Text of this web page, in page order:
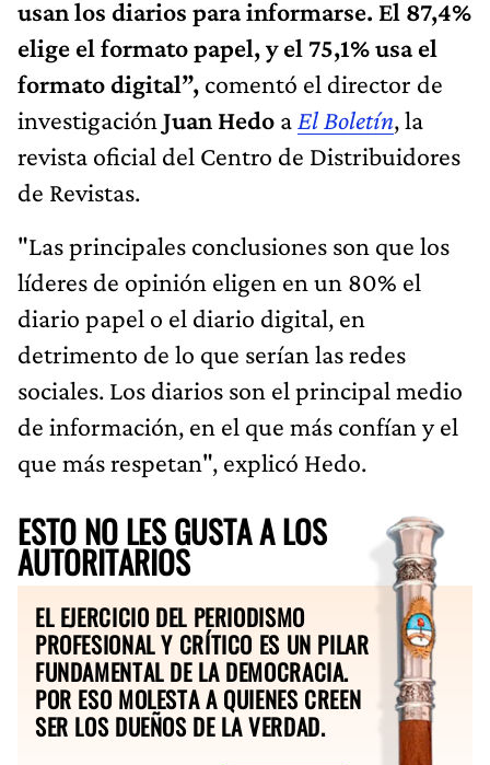
usan los diarios para informarse. El 87,4%
elige el formato papel, y el 75,1% usa el
formato digital”, comentó el director de
investigación Juan Hedo a El Boletín, la
revista oficial del Centro de Distribuidores
de Revistas.
"Las principales conclusiones son que los
líderes de opinión eligen en un 80% el
diario papel o el diario digital, en
detrimento de lo que serían las redes
sociales. Los diarios son el principal medio
de información, en el que más confían y el
que más respetan", explicó Hedo.
ESTO NO LES GUSTA A LOS
AUTORITARIOS
EL EJERCICIO DEL PERIODISMO
PROFESIONAL Y CRÍTICO ES UN PILAR
FUNDAMENTAL DE LA DEMOCRACIA.
POR ESO MOLESTA A QUIENES CREEN
SER LOS DUEÑOS DE LA VERDAD.